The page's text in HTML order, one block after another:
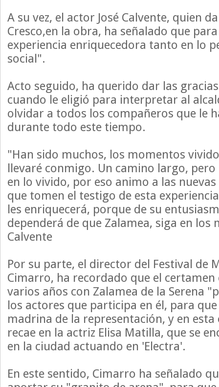
A su vez, el actor José Calvente, quien
Cresco,en la obra, ha señalado que
experiencia enriquecedora tanto en lo
social".
Acto seguido, ha querido dar las
cuando le eligió para interpretar al
olvidar a todos los compañeros que le
durante todo este tiempo.
"Han sido muchos, los momentos
llevaré conmigo. Un camino largo,
en lo vivido, por eso animo a las
que tomen el testigo de esta
les enriquecerá, porque de su
dependerá de que Zalamea, siga en los
Calvente
Por su parte, el director del Festival de
Cimarro, ha recordado que el certamen
varios años con Zalamea de la Serena
los actores que participa en él, para
madrina de la representación, y en esta
recae en la actriz Elisa Matilla, que se
en la ciudad actuando en 'Electra'.
En este sentido, Cimarro ha señalado